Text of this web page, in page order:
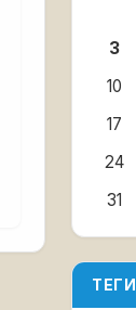
3
10
17
24
31
ТЕГИ